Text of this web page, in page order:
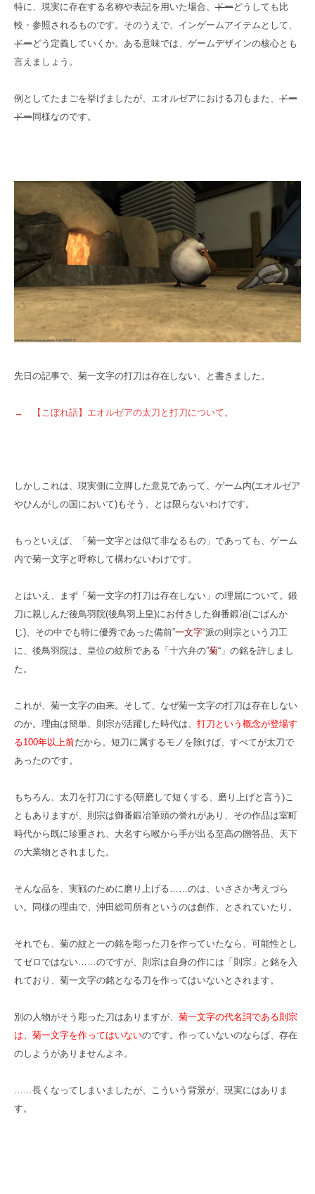
特に、現実に存在する名称や表記を用いた場合、 ドーどうしても比
較・参照されるものです。そのうえで、インゲームアイテムとして、
ドーどう定義していくか。ある意味では、ゲームデザインの核心とも
言えましょう。
例としてたまごを挙げましたが、エオルゼアにおける刀もまた、 ドー
ドー同様なのです。
先日の記事で、菊一文字の打刀は存在しない、と書きました。
→ 【こぼれ話】エオルゼアの太刀と打刀について。
しかしこれは、現実側に立脚した意見であって、ゲーム内(エオルゼア
やひんがしの国において)もそう、とは限らないわけです。
もっといえば、「菊一文字とは似て非なるもの」であっても、ゲーム
内で菊一文字と呼称して構わないわけです。
とはいえ、まず「菊一文字の打刀は存在しない」の理屈について。鍛
刀に親しんだ後鳥羽院(後鳥羽上皇)にお付きした御番鍛冶(ごばんか
じ)、その中でも特に優秀であった備前”一文字“派の則宗という刀工
に、後鳥羽院は、皇位の紋所である「十六弁の”菊“」の銘を許しまし
た。
これが、菊一文字の由来。そして、なぜ菊一文字の打刀は存在しない
のか。理由は簡単、則宗が活躍した時代は、 打刀という概念が登場す
る100年以上前だから。短刀に属するモノを除けば、すべてが太刀で
あったのです。
もちろん、太刀を打刀にする(研磨して短くする、磨り上げと言う)こ
ともありますが、則宗は御番鍛冶筆頭の誉れがあり、その作品は室町
時代から既に珍重され、大名すら喉から手が出る至高の贈答品、天下
の大業物とされました。
そんな品を、実戦のために磨り上げる……のは、いささか考えづら
い。同様の理由で、沖田総司所有というのは創作、とされていたり。
それでも、菊の紋と一の銘を彫った刀を作っていたなら、可能性とし
てゼロではない……のですが、則宗は自身の作には「則宗」と銘を入
れており、菊一文字の銘となる刀を作ってはいないとされます。
別の人物がそう彫った刀はありますが、 菊一文字の代名詞である則宗
は、菊一文字を作ってはいないのです。作っていないのならば、存在
のしようがありませんよネ。
……長くなってしまいましたが、こういう背景が、現実にはありま
す。